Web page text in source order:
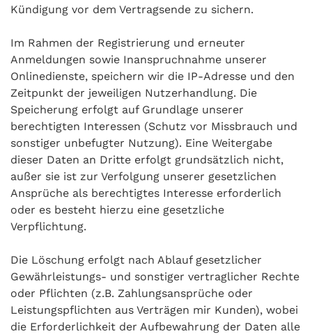
Kündigung vor dem Vertragsende zu sichern.
Im Rahmen der Registrierung und erneuter
Anmeldungen sowie Inanspruchnahme unserer
Onlinedienste, speichern wir die IP-Adresse und den
Zeitpunkt der jeweiligen Nutzerhandlung. Die
Speicherung erfolgt auf Grundlage unserer
berechtigten Interessen (Schutz vor Missbrauch und
sonstiger unbefugter Nutzung). Eine Weitergabe
dieser Daten an Dritte erfolgt grundsätzlich nicht,
außer sie ist zur Verfolgung unserer gesetzlichen
Ansprüche als berechtigtes Interesse erforderlich
oder es besteht hierzu eine gesetzliche
Verpflichtung.
Die Löschung erfolgt nach Ablauf gesetzlicher
Gewährleistungs- und sonstiger vertraglicher Rechte
oder Pflichten (z.B. Zahlungsansprüche oder
Leistungspflichten aus Verträgen mir Kunden), wobei
die Erforderlichkeit der Aufbewahrung der Daten alle